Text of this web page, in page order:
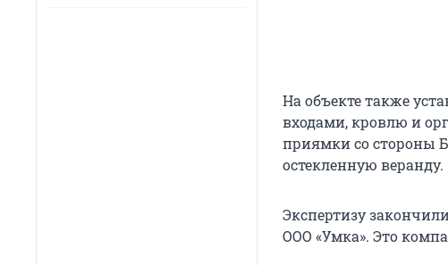
На объекте также
входами, кровлю и
приямки со стороны
остекленную веранду.
Экспертизу
ООО «Умка». Это